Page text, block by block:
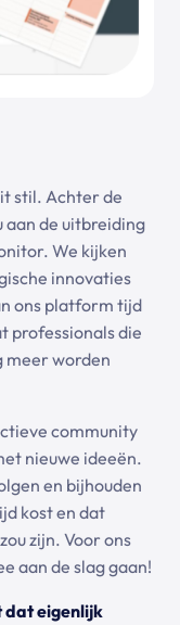
stil. Achter de
aan de uitbreiding
We kijken
innovaties
ons platform tijd
professionals die
worden
community
nieuwe ideeën.
en bijhouden
kost en dat
zijn. Voor ons
aan de slag gaan!
dat eigenlijk